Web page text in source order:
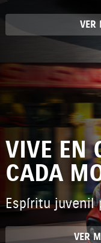
VER
VIVE EN
CADA
Espíritu juvenil
VER